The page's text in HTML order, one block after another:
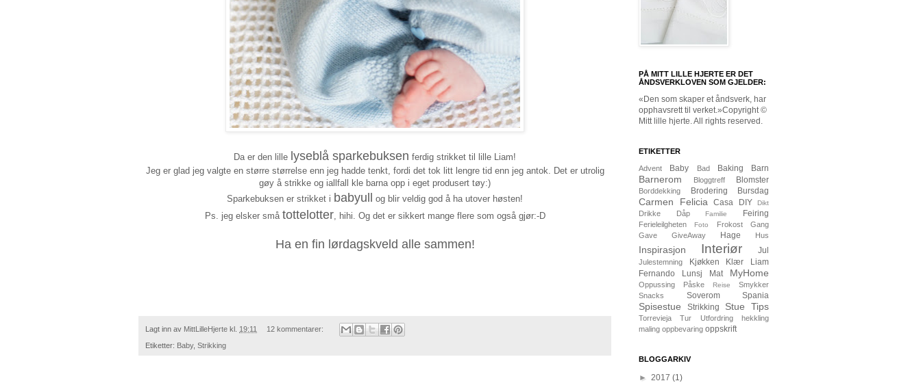
Da er den lille lyseblå sparkebuksen ferdig strikket til lille Liam!
Jeg er glad jeg valgte en større størrelse enn jeg hadde tenkt, fordi det tok litt lengre tid enn jeg antok. Det er utrolig
gøy å strikke og iallfall kle barna opp i eget produsert tøy:)
Sparkebuksen er strikket i babyull og blir veldig god å ha utover høsten!
Ps. jeg elsker små tottelotter, hihi. Og det er sikkert mange flere som også gjør:-D
Ha en fin lørdagskveld alle sammen!
Lagt inn av MittLilleHjerte kl. 19:11 12 kommentarer:
Etiketter: Baby, Strikking
PÅ MITT LILLE HJERTE ER DET
ÅNDSVERKLOVEN SOM GJELDER:
«Den som skaper et åndsverk, har
opphavsrett til verket.»Copyright ©
Mitt lille hjerte. All rights reserved.
ETIKETTER
Advent Baby Bad Baking Barn
Barnerom Bloggtreff Blomster
Borddekking Brodering Bursdag
Carmen Felicia Casa DIY Dikt
Drikke Dåp Familie Feiring
Ferieleilgheten Foto Frokost
Gang
Gave
GiveAway Hage Hus
Inspirasjon Interiør Jul
Julestemning Kjøkken Klær
Liam
Fernando
Lunsj Mat MyHome
Oppussing Påske Reise
Smykker
Snacks
Soverom Spania
Spisestue Strikking Stue Tips
Torrevieja Tur Utfordring
hekkling
maling oppbevaring oppskrift
BLOGGARKIV
► 2017 (1)